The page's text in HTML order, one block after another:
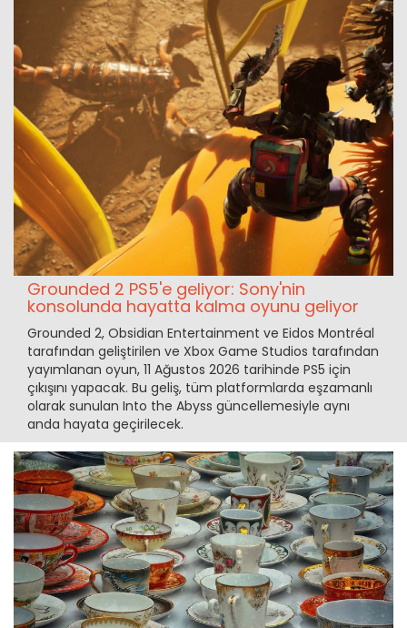
Grounded 2 PS5'e geliyor: Sony'nin
konsolunda hayatta kalma oyunu geliyor
Grounded 2, Obsidian Entertainment ve Eidos Montréal
tarafından geliştirilen ve Xbox Game Studios tarafından
yayımlanan oyun, 11 Ağustos 2026 tarihinde PS5 için
çıkışını yapacak. Bu geliş, tüm platformlarda eşzamanlı
olarak sunulan Into the Abyss güncellemesiyle aynı
anda hayata geçirilecek.